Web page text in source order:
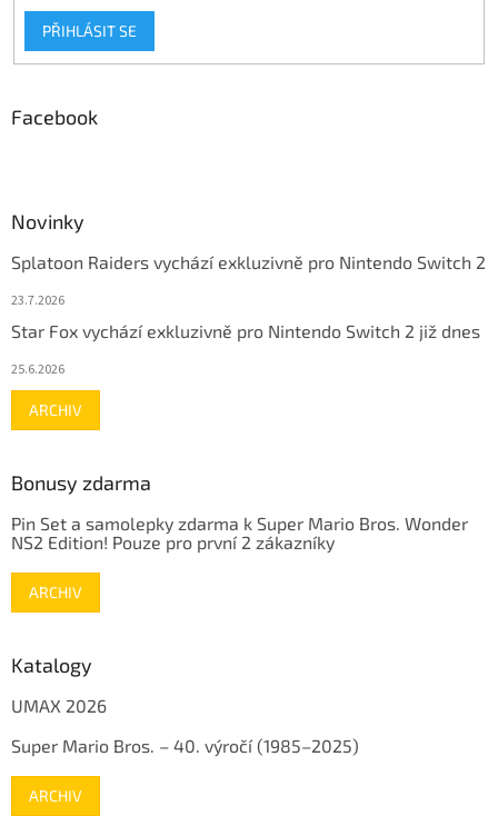
PŘIHLÁSIT SE
Facebook
Novinky
Splatoon Raiders vychází exkluzivně pro Nintendo Switch 2
23.7.2026
Star Fox vychází exkluzivně pro Nintendo Switch 2 již dnes
25.6.2026
ARCHIV
Bonusy zdarma
Pin Set a samolepky zdarma k Super Mario Bros. Wonder
NS2 Edition! Pouze pro první 2 zákazníky
ARCHIV
Katalogy
UMAX 2026
Super Mario Bros. – 40. výročí (1985–2025)
ARCHIV